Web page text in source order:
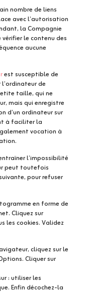
nombre de liens
avec l’autorisation
la Compagnie
le contenu des
aucune
est susceptible de
de
taille, qui ne
mais qui enregistre
d’un ordinateur sur
à faciliter la
vocation à
l’impossibilité
peut toutefois
pour refuser
en forme de
Cliquez sur
les cookies. Validez
cliquez sur le
Cliquer sur
: utiliser les
Enfin décochez-la